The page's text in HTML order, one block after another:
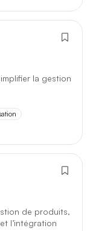
la gestion
de produits,
l’intégration